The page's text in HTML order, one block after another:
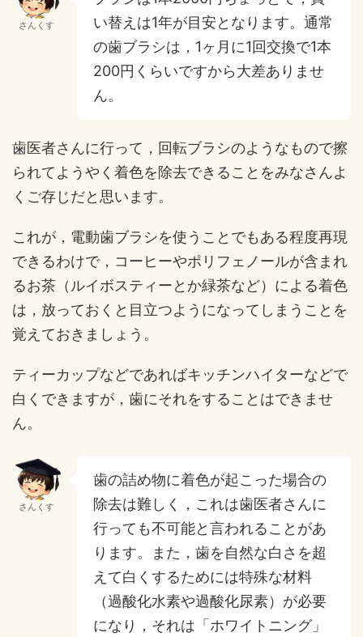
さんくす
い替えは1年が目安となります。通常
の歯ブラシは，1ヶ月に1回交換で1本
200円くらいですから大差ありませ
ん。
歯医者さんに行って，回転ブラシのようなもので擦
られてようやく着色を除去できることをみなさんよ
くご存じだと思います。
これが，電動歯ブラシを使うことでもある程度再現
できるわけで，コーヒーやポリフェノールが含まれ
るお茶（ルイボスティーとか緑茶など）による着色
は，放っておくと目立つようになってしまうことを
覚えておきましょう。
ティーカップなどであればキッチンハイターなどで
白くできますが，歯にそれをすることはできませ
ん。
さんくす
歯の詰め物に着色が起こった場合の
除去は難しく，これは歯医者さんに
行っても不可能と言われることがあ
ります。また，歯を自然な白さを超
えて白くするためには特殊な材料
（過酸化水素や過酸化尿素）が必要
になり，それは「ホワイトニング」